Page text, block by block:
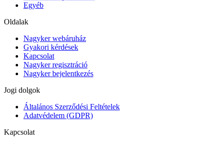
Egyéb
Oldalak
Nagyker webáruház
Gyakori kérdések
Kapcsolat
Nagyker regisztráció
Nagyker bejelentkezés
Jogi dolgok
Általános Szerződési Feltételek
Adatvédelem (GDPR)
Kapcsolat